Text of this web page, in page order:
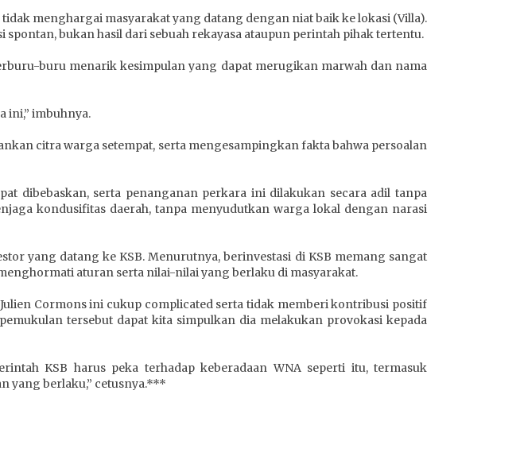
menghargai masyarakat yang datang dengan niat baik ke lokasi (Villa).
bukan hasil dari sebuah rekayasa ataupun perintah pihak tertentu.
buru menarik kesimpulan yang dapat merugikan marwah dan nama
ini,” imbuhnya.
citra warga setempat, serta mengesampingkan fakta bahwa persoalan
dibebaskan, serta penanganan perkara ini dilakukan secara adil tanpa
kondusifitas daerah, tanpa menyudutkan warga lokal dengan narasi
yang datang ke KSB. Menurutnya, berinvestasi di KSB memang sangat
aturan serta nilai-nilai yang berlaku di masyarakat.
Cormons ini cukup complicated serta tidak memberi kontribusi positif
tersebut dapat kita simpulkan dia melakukan provokasi kepada
KSB harus peka terhadap keberadaan WNA seperti itu, termasuk
yang berlaku,” cetusnya.***